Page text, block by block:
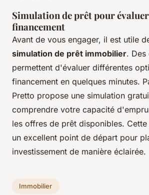
Simulation de prêt pour
financement
Avant de vous engager, il est utile
simulation de prêt immobilier. Des
permettent d'évaluer différentes
financement en quelques minutes.
Pretto propose une simulation
comprendre votre capacité
les offres de prêt disponibles.
un excellent point de départ pour
investissement de manière éclairée.
Immobilier